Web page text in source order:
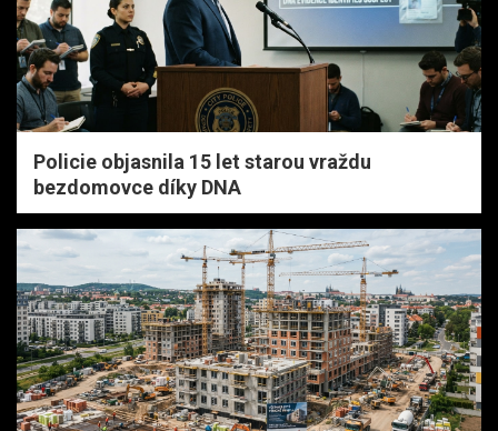
Policie objasnila 15 let starou vraždu
bezdomovce díky DNA